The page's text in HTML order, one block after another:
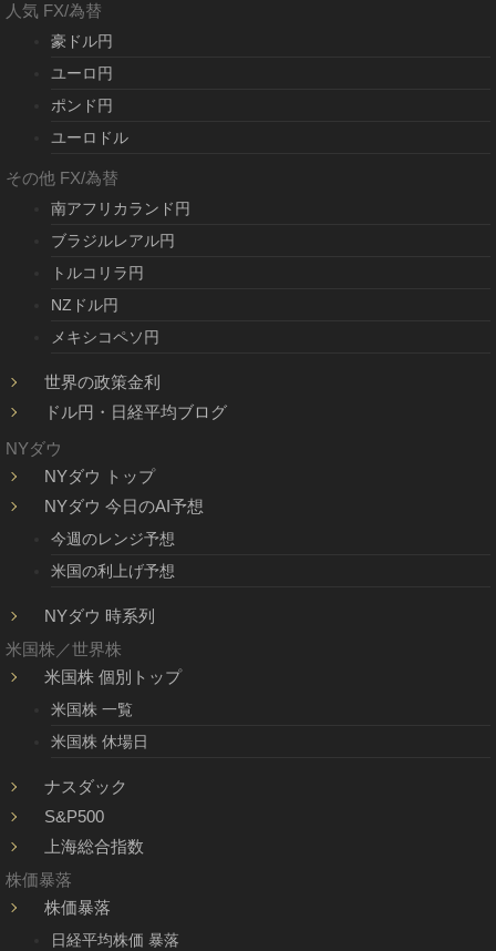
人気 FX/為替
豪ドル円
ユーロ円
ポンド円
ユーロドル
その他 FX/為替
南アフリカランド円
ブラジルレアル円
トルコリラ円
NZドル円
メキシコペソ円
世界の政策金利
ドル円・日経平均ブログ
NYダウ
NYダウ トップ
NYダウ 今日のAI予想
今週のレンジ予想
米国の利上げ予想
NYダウ 時系列
米国株／世界株
米国株 個別トップ
米国株 一覧
米国株 休場日
ナスダック
S&P500
上海総合指数
株価暴落
株価暴落
日経平均株価 暴落